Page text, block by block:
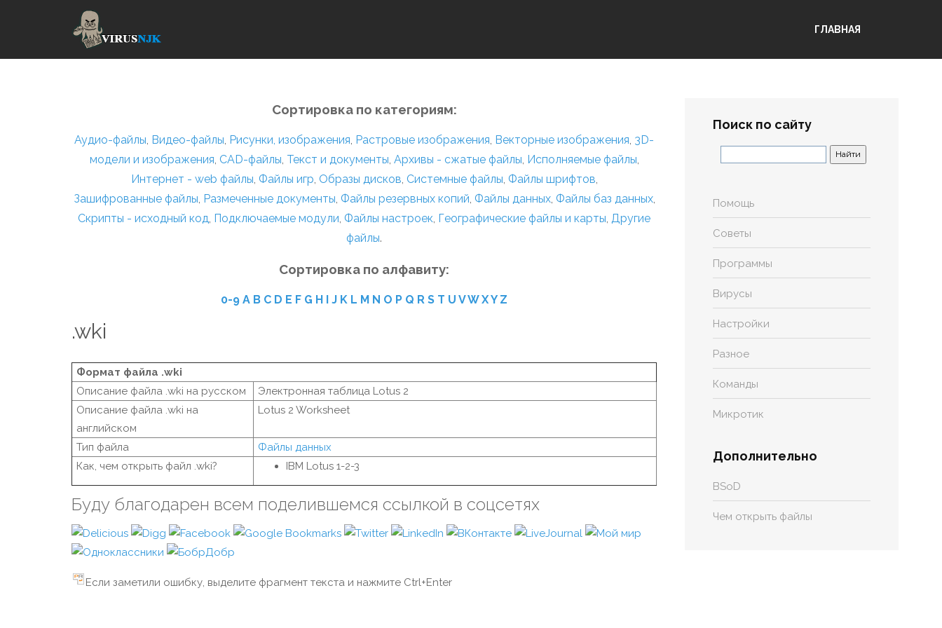
ГЛАВНАЯ
Сортировка по категориям:
Аудио-файлы, Видео-файлы, Рисунки, изображения, Растровые изображения, Векторные изображения, 3D-
модели и изображения, CAD-файлы, Текст и документы, Архивы - сжатые файлы, Исполняемые файлы,
Интернет - web файлы, Файлы игр, Образы дисков, Системные файлы, Файлы шрифтов,
Зашифрованные файлы, Размеченные документы, Файлы резервных копий, Файлы данных, Файлы баз данных,
Скрипты - исходный код, Подключаемые модули, Файлы настроек, Географические файлы и карты, Другие
файлы.
Сортировка по алфавиту:
0-9 A B C D E F G H I J K L M N O P Q R S T U VW XY Z
.wki
Формат файла .wki
Описание файла .wki на русском
Электронная таблица Lotus 2
Описание файла .wki на
английском
Lotus 2 Worksheet
Тип файла
Файлы данных
Как, чем открыть файл .wki?
IBM Lotus 1-2-3
Буду благодарен всем поделившемся ссылкой в соцсетях
Если заметили ошибку, выделите фрагмент текста и нажмите Ctrl+Enter
Поиск по сайту
Помощь
Советы
Программы
Вирусы
Настройки
Разное
Команды
Микротик
Дополнительно
BSoD
Чем открыть файлы